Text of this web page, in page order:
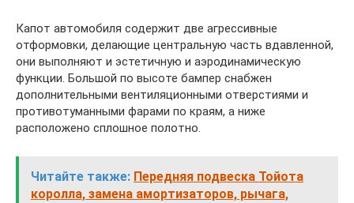
Капот автомобиля содержит две агрессивные
отформовки, делающие центральную часть вдавленной,
они выполняют и эстетичную и аэродинамическую
функции. Большой по высоте бампер снабжен
дополнительными вентиляционными отверстиями и
противотуманными фарами по краям, а ниже
расположено сплошное полотно.
Читайте также: Передняя подвеска Тойота
королла, замена амортизаторов, рычага,